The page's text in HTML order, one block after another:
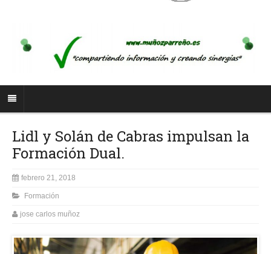
Lidl y Solán de Cabras impulsan la
Formación Dual.
febrero 21, 2018
Formación
jose carlos muñoz